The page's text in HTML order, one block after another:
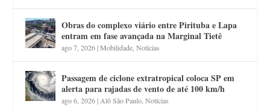
Obras do complexo viário entre Pirituba e Lapa
entram em fase avançada na Marginal Tietê
ago 7, 2026|Mobilidade ,Notícias
Passagem de ciclone extratropical coloca SP em
alerta para rajadas de vento de até 100 km/h
ago 6, 2026| Alô São Paulo ,Notícias